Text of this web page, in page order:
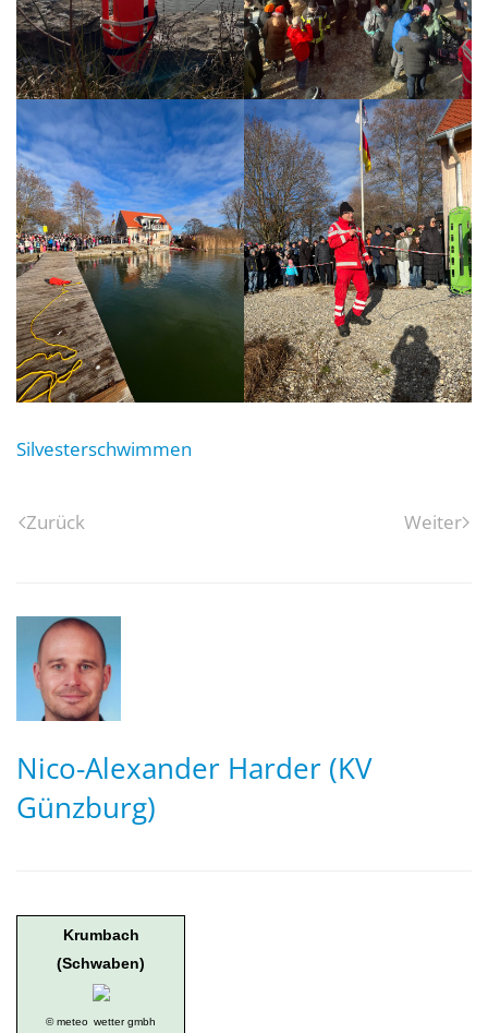
Silvesterschwimmen
Zurück Weiter
Nico-Alexander Harder (KV
Günzburg)
Krumbach
(Schwaben)
© meteo wetter gmbh